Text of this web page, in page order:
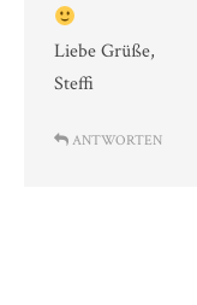
Liebe Grüße,
Steffi
ANTWORTEN